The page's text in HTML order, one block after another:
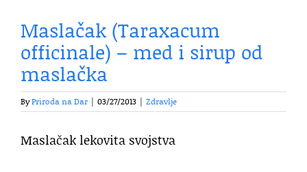
Maslačak (Taraxacum
officinale) – med i sirup od
maslačka
ByPriroda na Dar 03/27/2013 Zdravlje
Maslačak lekovita svojstva